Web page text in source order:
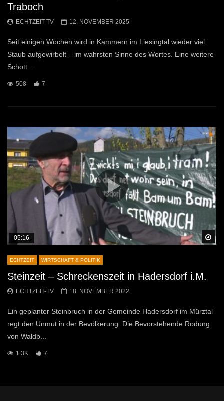
Traboch
ECHTZEIT-TV 12. NOVEMBER 2025
Seit einigen Wochen wird in Kammern im Liesingtal wieder viel
Staub aufgewirbelt – im wahrsten Sinne des Wortes. Eine weitere
Schott...
508 7
05:16
ECHTZEIT WIRTSCHAFT & POLITIK
Steinzeit – Schreckenszeit in Hadersdorf i.M.
ECHTZEIT-TV 18. NOVEMBER 2022
Ein geplanter Steinbruch in der Gemeinde Hadersdorf im Mürztal
regt den Unmut in der Bevölkerung. Die Bevorstehende Rodung
von Waldb...
1.3K 7